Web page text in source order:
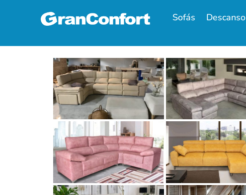
Sofás Descanso